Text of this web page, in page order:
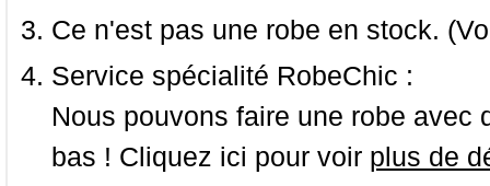
Ce n'est pas une robe en stock.
Service spécialité RobeChic :
Nous pouvons faire une robe
bas ! Cliquez ici pour voir plus de